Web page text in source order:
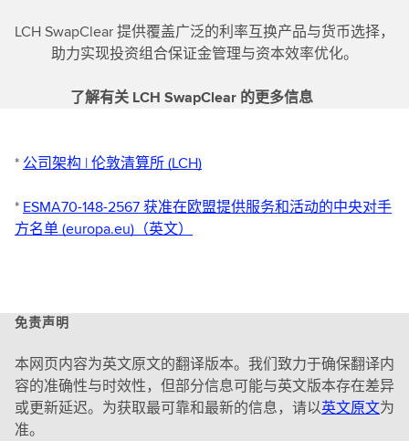
LCH SwapClear 提供覆盖广泛的利率互换产品与货币选择，
助力实现投资组合保证金管理与资本效率优化。
了解有关 LCH SwapClear 的更多信息
* 公司架构 | 伦敦清算所 (LCH)
* ESMA70-148-2567 获准在欧盟提供服务和活动的中央对手
方名单 (europa.eu)（英文）
免责声明
本网页内容为英文原文的翻译版本。我们致力于确保翻译内
容的准确性与时效性，但部分信息可能与英文版本存在差异
或更新延迟。为获取最可靠和最新的信息，请以英文原文为
准。